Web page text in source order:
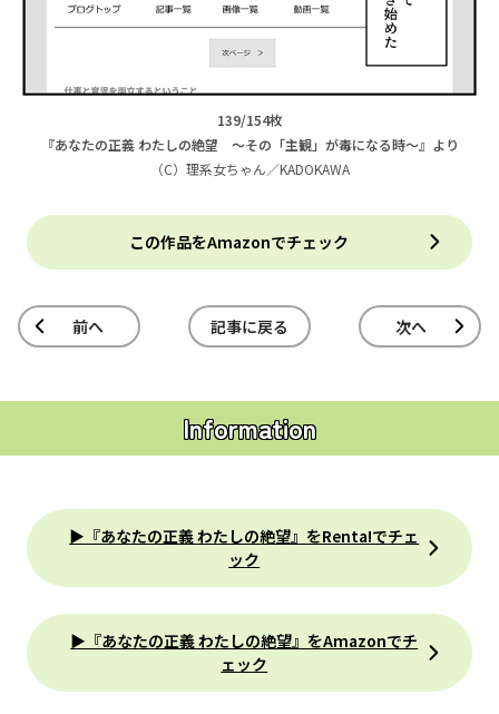
139/154枚
『あなたの正義 わたしの絶望 ～その「主観」が毒になる時～』より
（C）理系女ちゃん／KADOKAWA
この作品をAmazonでチェック
前へ 記事に戻る 次へ
Information
▶『あなたの正義 わたしの絶望』をRenta!でチェ
ック
▶『あなたの正義 わたしの絶望』をAmazonでチ
ェック